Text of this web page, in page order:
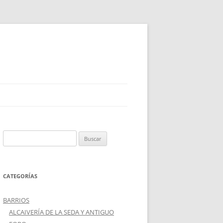
CATEGORÍAS
BARRIOS
ALCAIVERÍA DE LA SEDA Y ANTIGUO